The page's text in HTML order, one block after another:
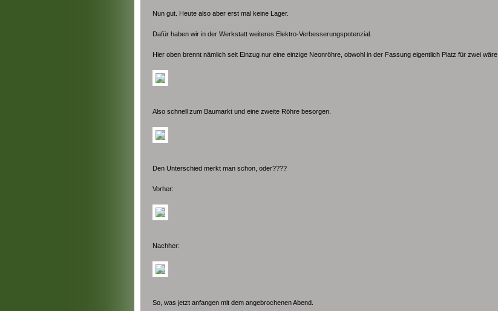
Nun gut. Heute also aber erst mal keine Lager.
Dafür haben wir in der Werkstatt weiteres Elektro-Verbesserungspotenzial.
Hier oben brennt nämlich seit Einzug nur eine einzige Neonröhre, obwohl in der Fassung eigentlich Platz für zwei wäre.
Also schnell zum Baumarkt und eine zweite Röhre besorgen.
Den Unterschied merkt man schon, oder????
Vorher:
Nachher:
So, was jetzt anfangen mit dem angebrochenen Abend.